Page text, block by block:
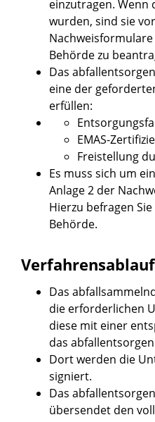
einzutragen.
wurden, sind sie
Behörde zu
Das
eine der
erfüllen:
EMAS-
Freistellung
Es muss sich um
Anlage 2 der
Hierzu befragen
Behörde.
Verfahrensablauf
Das
die erforderlichen
diese mit einer
das
Dort werden die
signiert.
Das
übersendet den